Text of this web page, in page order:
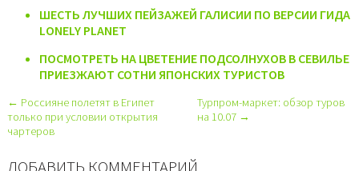
ШЕСТЬ ЛУЧШИХ ПЕЙЗАЖЕЙ ГАЛИСИИ ПО ВЕРСИИ ГИДА
LONELY PLANET
ПОСМОТРЕТЬ НА ЦВЕТЕНИЕ ПОДСОЛНУХОВ В СЕВИЛЬЕ
ПРИЕЗЖАЮТ СОТНИ ЯПОНСКИХ ТУРИСТОВ
← Россияне полетят в Египет
только при условии открытия
чартеров
Турпром-маркет: обзор туров
на 10.07 →